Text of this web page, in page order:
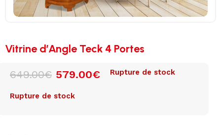
Vitrine d’Angle Teck 4 Portes
649.00€ 579.00€ Rupture de stock
Rupture de stock